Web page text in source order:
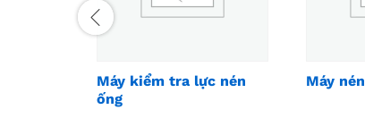
Máy kiểm tra lực nén
ống
Máy